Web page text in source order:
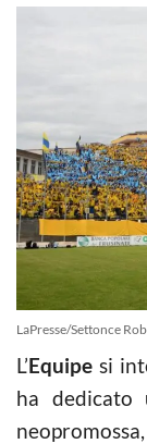
LaPresse/Settonce
L’Equipe si
ha dedicato